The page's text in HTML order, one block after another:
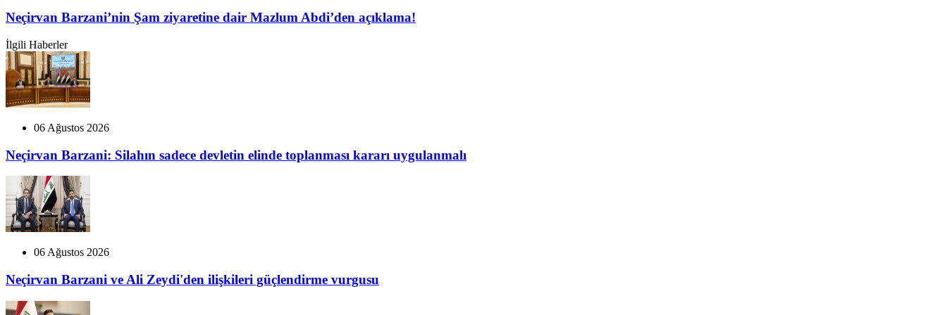
Neçirvan Barzani’nin Şam ziyaretine dair Mazlum Abdi’den açıklama!
İlgili Haberler
06 Ağustos 2026
Neçirvan Barzani: Silahın sadece devletin elinde toplanması kararı uygulanmalı
06 Ağustos 2026
Neçirvan Barzani ve Ali Zeydi'den ilişkileri güçlendirme vurgusu